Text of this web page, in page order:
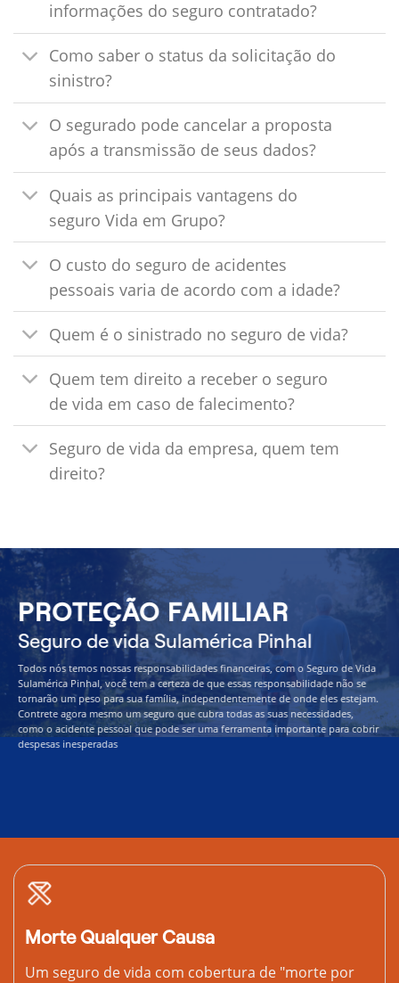
informações do seguro contratado?
Como saber o status da solicitação do
sinistro?
O segurado pode cancelar a proposta
após a transmissão de seus dados?
Quais as principais vantagens do
seguro Vida em Grupo?
O custo do seguro de acidentes
pessoais varia de acordo com a idade?
Quem é o sinistrado no seguro de vida?
Quem tem direito a receber o seguro
de vida em caso de falecimento?
Seguro de vida da empresa, quem tem
direito?
PROTEÇÃO FAMILIAR
Seguro de vida Sulamérica Pinhal
Todos nós temos nossas responsabilidades financeiras, com o Seguro de Vida
Sulamérica Pinhal, você tem a certeza de que essas responsabilidade não se
tornarão um peso para sua família, independentemente de onde eles estejam.
Contrete agora mesmo um seguro que cubra todas as suas necessidades,
como o acidente pessoal que pode ser uma ferramenta importante para cobrir
despesas inesperadas
Morte Qualquer Causa
Um seguro de vida com cobertura de "morte por